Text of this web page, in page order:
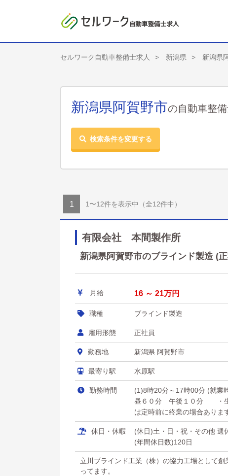
セルワーク自動車整備士求人 新潟県 新潟県
新潟県阿賀野市の自動車整
検索条件を変更する
1 1〜12件を表示中 （全12件中）
有限会社 本間製作所
新潟県阿賀野市のブラインド製造 (
月給 16 ～ 21万円
職種 ブラインド製造
雇用形態 正社員
勤務地 新潟県 阿賀野市
最寄り駅 水原駅
勤務時間
(1)8時20分～17時00分 (就業
昼６０分 午後１０分 ・生
は定時前に終業の場合ありま
休日・休暇
(休日)土・日・祝・その他 週
(年間休日数)120日
立川ブラインド工業（株）の協力工場として
ってます。